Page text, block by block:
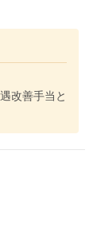
改善手当と